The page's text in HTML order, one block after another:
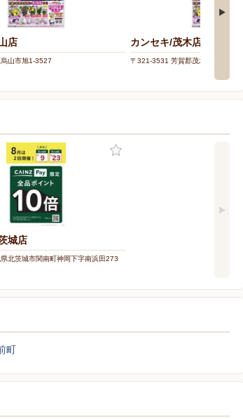
店
山市旭1-3527
カンセキ/茂木店
〒321-3531 芳賀郡茂木町茂木244-2
城店
北茨城市関南町神岡下字南浜田273
町